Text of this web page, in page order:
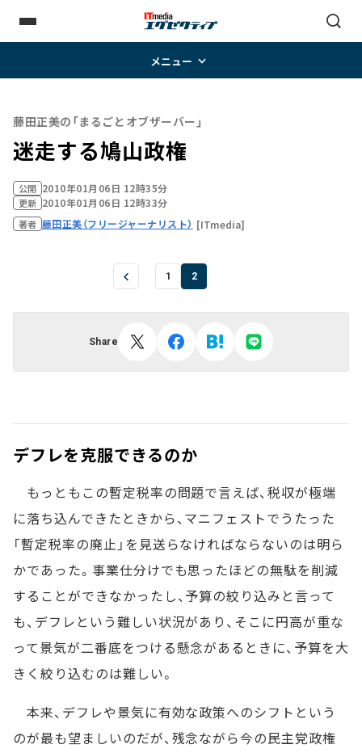
メニュー
藤田正美の「まるごとオブザーバー」
迷走する鳩山政権
公開 2010年01月06日 12時35分
更新 2010年01月06日 12時33分
著者 藤田正美（フリージャーナリスト） [ITmedia]
1 2
Share
デフレを克服できるのか
もっともこの暫定税率の問題で言えば、税収が極端
に落ち込んできたときから、マニフェストでうたった
「暫定税率の廃止」を見送らなければならないのは明ら
かであった。事業仕分けでも思ったほどの無駄を削減
することができなかったし、予算の絞り込みと言って
も、デフレという難しい状況があり、そこに円高が重な
って景気が二番底をつける懸念があるときに、予算を大
きく絞り込むのは難しい。
本来、デフレや景気に有効な政策へのシフトという
のが最も望ましいのだが、残念ながら今の民主党政権